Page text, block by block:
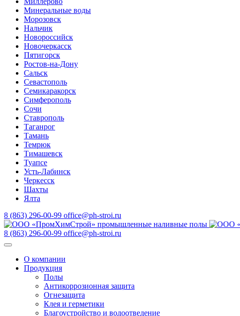
Минеральные воды
Морозовск
Нальчик
Новороссийск
Новочеркасск
Пятигорск
Ростов-на-Дону
Сальск
Севастополь
Семикаракорск
Симферополь
Сочи
Ставрополь
Таганрог
Тамань
Темрюк
Тимашевск
Туапсе
Усть-Лабинск
Черкесск
Шахты
Ялта
8 (863) 296-00-99 office@ph-stroi.ru
8 (863) 296-00-99 office@ph-stroi.ru
О компании
Продукция
Полы
Антикоррозионная защита
Огнезащита
Клея и герметики
Благоустройство и водоотведение